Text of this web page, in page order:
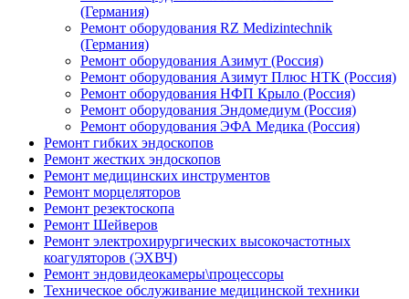
(Германия)
Ремонт оборудования RZ Medizintechnik
(Германия)
Ремонт оборудования Азимут (Россия)
Ремонт оборудования Азимут Плюс НТК (Россия)
Ремонт оборудования НФП Крыло (Россия)
Ремонт оборудования Эндомедиум (Россия)
Ремонт оборудования ЭФА Медика (Россия)
Ремонт гибких эндоскопов
Ремонт жестких эндоскопов
Ремонт медицинских инструментов
Ремонт морцеляторов
Ремонт резектоскопа
Ремонт Шейверов
Ремонт электрохирургических высокочастотных
коагуляторов (ЭХВЧ)
Ремонт эндовидеокамеры\процессоры
Техническое обслуживание медицинской техники